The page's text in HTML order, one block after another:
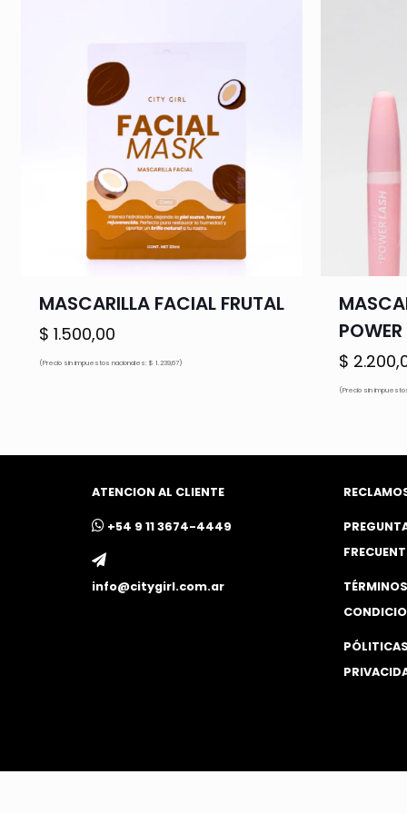
MASCARILLA FACIAL FRUTAL
$ 1.500,00
(Precio sin impuestos nacionales: $ 1.239,67) $
(Precio sin
ATENCION AL CLIENTE
ㅤ+54 9 11 3674-4449
info@citygirl.com.ar